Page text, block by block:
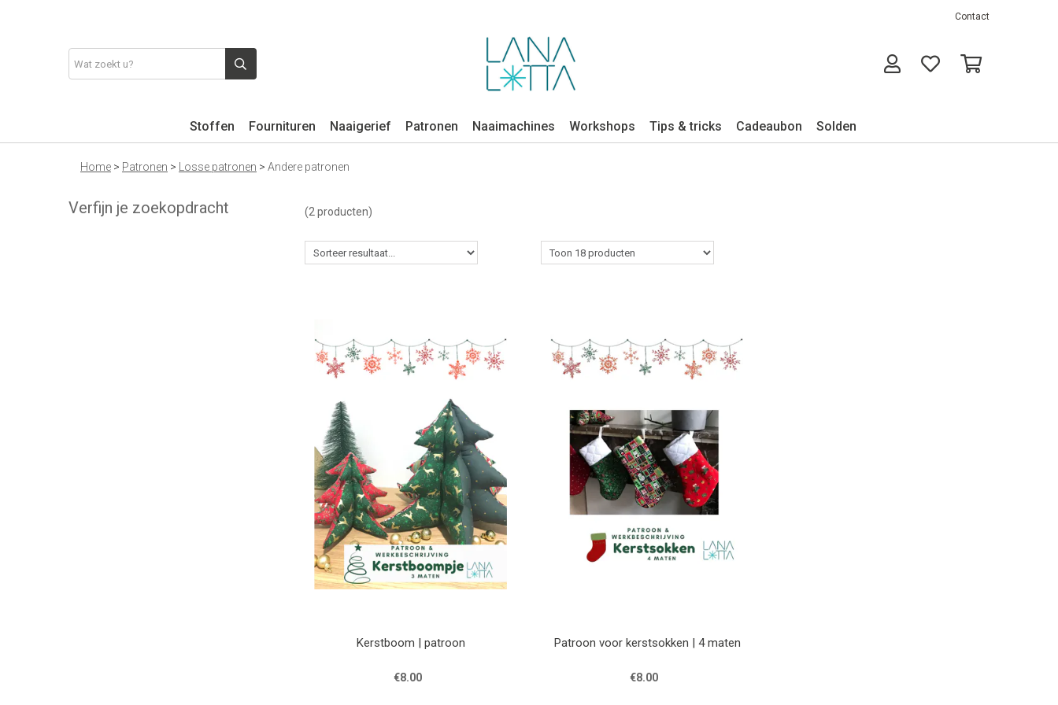
Contact
Stoffen Fournituren Naaigerief Patronen Naaimachines Workshops Tips & tricks Cadeaubon Solden
Home > Patronen > Losse patronen > Andere patronen
Verfijn je zoekopdracht (2 producten)
Kerstboom | patroon
€8.00
Patroon voor kerstsokken | 4 maten
€8.00